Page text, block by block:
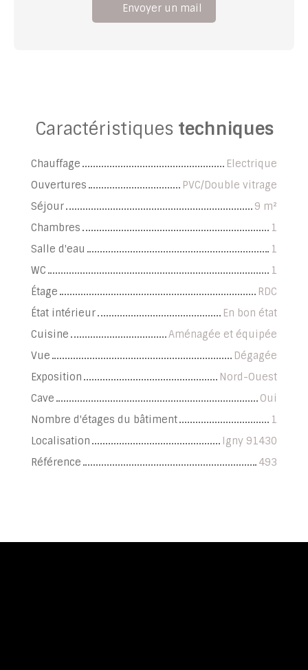
Envoyer un mail
Caractéristiques techniques
Chauffage
Electrique
Ouvertures
PVC/Double vitrage
Séjour
9 m²
Chambres
1
Salle d'eau
1
WC
1
Étage
RDC
État intérieur
En bon état
Cuisine
Aménagée et équipée
Vue
Dégagée
Exposition
Nord-Ouest
Cave
Oui
Nombre d'étages du bâtiment
1
Localisation
Igny 91430
Référence
493